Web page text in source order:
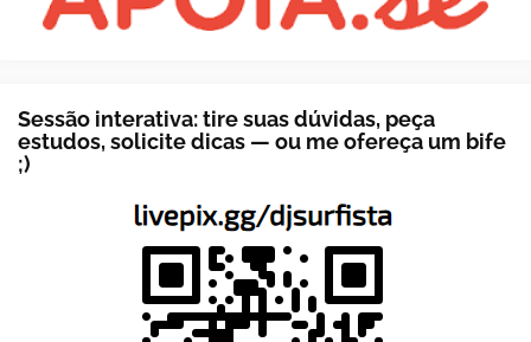
Sessão interativa: tire suas dúvidas, peça
estudos, solicite dicas — ou me ofereça um bife
;)